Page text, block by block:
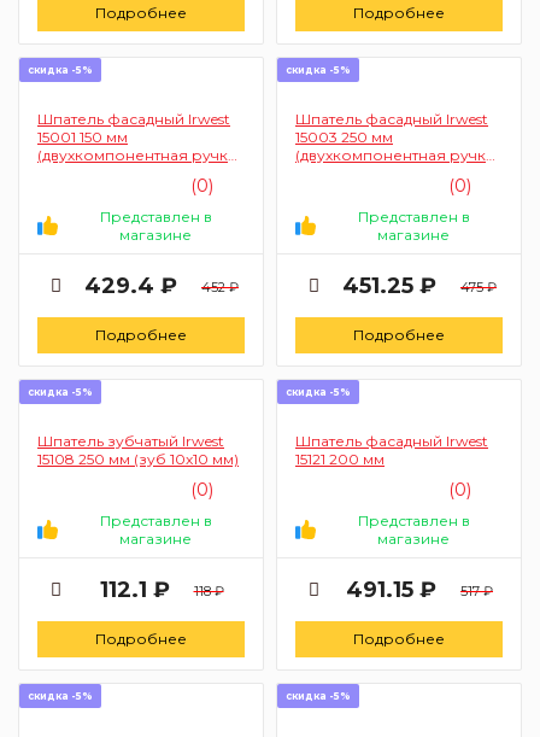
Подробнее Подробнее
скидка -5%
Шпатель фасадный Irwest
15001 150 мм
(двухкомпонентная ручка,
(0)
Представлен в
магазине
429.4 ₽ 452 ₽
Подробнее
скидка -5%
Шпатель фасадный Irwest
15003 250 мм
(двухкомпонентная ручка,
(0)
Представлен в
магазине
451.25 ₽ 475 ₽
Подробнее
скидка -5%
Шпатель зубчатый Irwest
15108 250 мм (зуб 10х10 мм)
(0)
Представлен в
магазине
112.1 ₽ 118 ₽
Подробнее
скидка -5%
Шпатель фасадный Irwest
15121 200 мм
(0)
Представлен в
магазине
491.15 ₽ 517 ₽
Подробнее
скидка -5% скидка -5%